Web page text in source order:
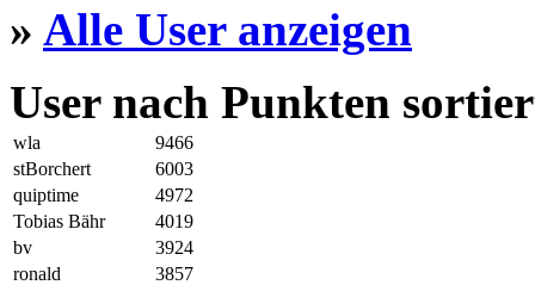
» Alle User anzeigen
User nach Punkten
wla
9466
stBorchert
6003
quiptime
4972
Tobias Bähr
4019
bv
3924
ronald
3857